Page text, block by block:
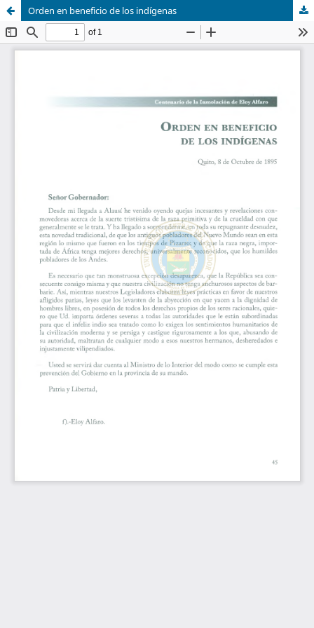
Orden en beneficio de los indígenas